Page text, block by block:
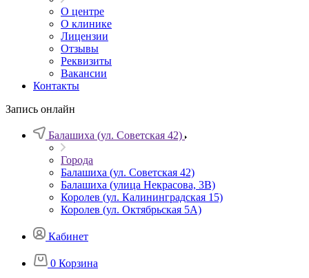
О центре
О клинике
Лицензии
Отзывы
Реквизиты
Вакансии
Контакты
Запись онлайн
Балашиха (ул. Советская 42)
Города
Балашиха (ул. Советская 42)
Балашиха (улица Некрасова, 3В)
Королев (ул. Калининградская 15)
Королев (ул. Октябрьская 5А)
Кабинет
0 Корзина